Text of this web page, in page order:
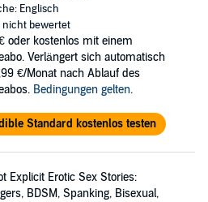
Englisch
nicht bewertet
oder kostenlos mit einem
Verlängert sich automatisch
€/Monat nach Ablauf des
Bedingungen gelten.
Standard kostenlos testen
Explicit Erotic Sex Stories:
BDSM, Spanking, Bisexual,